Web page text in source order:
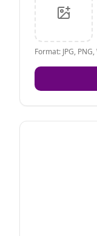
Format: JPG,